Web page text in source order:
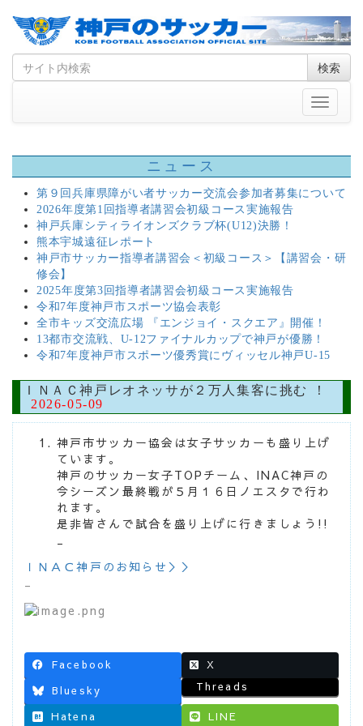
Skip
to
Search
for
検索
Toggle
ニュース
第９回兵庫県障がい者サッカー交流会参加者募集について
2026年度第1回指導者講習会初級コース実施報告
神戸兵庫シティライオンズクラブ杯(U12)決勝！
熊本宇城遠征レポート
神戸市サッカー指導者講習会＜初級コース＞【講習会・研
修会】
2025年度第3回指導者講習会初級コース実施報告
令和7年度神戸市スポーツ協会表彰
全市キッズ交流広場 『エンジョイ・スクエア』開催！
13都市交流戦、U-12ファイナルカップで神戸が優勝！
令和7年度神戸市スポーツ優秀賞にヴィッセル神戸U-15
ＩＮＡＣ神戸レオネッサが２万人集客に挑む ！
2026-05-09
神戸市サッカー協会は女子サッカーも盛り上げ
ています。
神戸のサッカー女子TOPチーム、INAC神戸の
今シーズン最終戦が５月１６日ノエスタで行わ
れます。
是非皆さんで試合を盛り上げに行きましょう!!
_
ＩＮＡＣ神戸のお知らせ＞＞
_
Facebook
X
Bluesky
Threads
Hatena LINE